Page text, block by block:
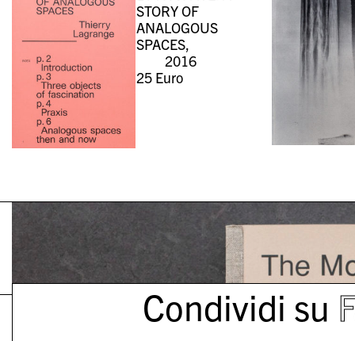
STORY OF
ANALOGOUS
SPACES,
2016
25 Euro
Condividi su